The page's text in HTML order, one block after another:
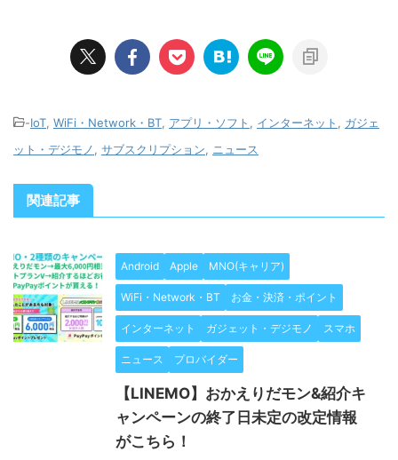
-IoT WiFi・Network・BT アプリ・ソフト インターネット
ガジェ
ット・デジモノ
サブスクリプション ニュース
関連記事
Android Apple MNO(キャリア)
WiFi・Network・BT お金・決済・ポイント
インターネット ガジェット・デジモノ スマホ
ニュース プロバイダー
【LINEMO】おかえりだモン&紹介キ
ャンペーンの終了日未定の改定情報
がこちら！